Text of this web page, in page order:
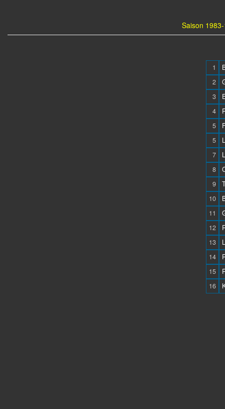
Saison
1
2
3
4
5
5
7
8
9
10
11
12
13
14
15
16